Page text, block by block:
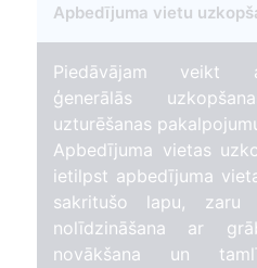
Apbedījuma vietu
Piedāvājam veikt
ģenerālās
uzturēšanas
Apbedījuma vietas
ietilpst apbedījuma
sakritušo lapu, zaru
nolīdzināšana ar
novākšana un